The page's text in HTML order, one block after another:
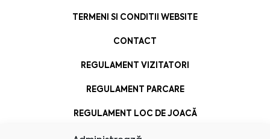
TERMENI SI CONDITII WEBSITE
CONTACT
REGULAMENT VIZITATORI
REGULAMENT PARCARE
REGULAMENT LOC DE JOACĂ